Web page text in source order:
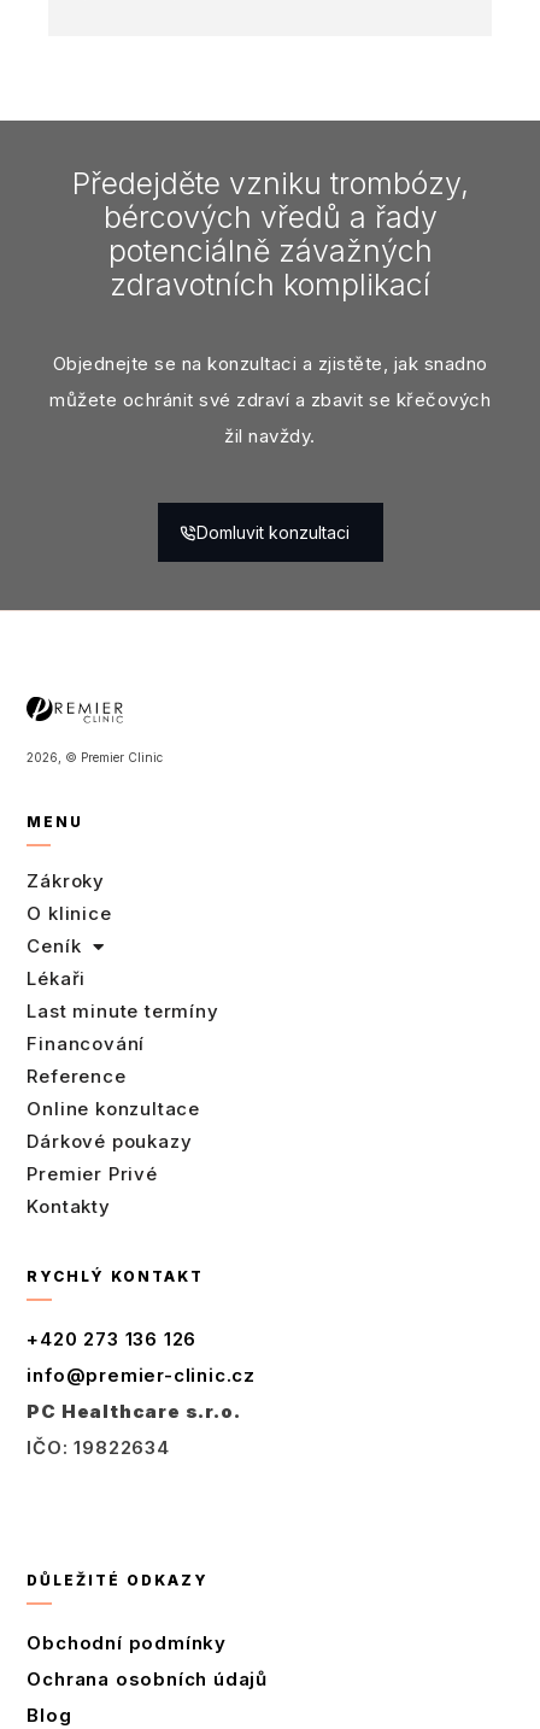
Předejděte vzniku trombózy,
bércových vředů a řady
potenciálně závažných
zdravotních komplikací
Objednejte se na konzultaci a zjistěte, jak snadno
můžete ochránit své zdraví a zbavit se křečových
žil navždy.
Domluvit konzultaci
2026, © Premier Clinic
MENU
Zákroky
O klinice
Ceník
Lékaři
Last minute termíny
Financování
Reference
Online konzultace
Dárkové poukazy
Premier Privé
Kontakty
RYCHLÝ KONTAKT
+420 273 136 126
info@premier-clinic.cz
PC Healthcare s.r.o.
IČO: 19822634
DŮLEŽITÉ ODKAZY
Obchodní podmínky
Ochrana osobních údajů
Blog